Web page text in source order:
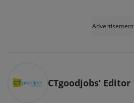
Advertisement
CTgoodjobs’ Editor